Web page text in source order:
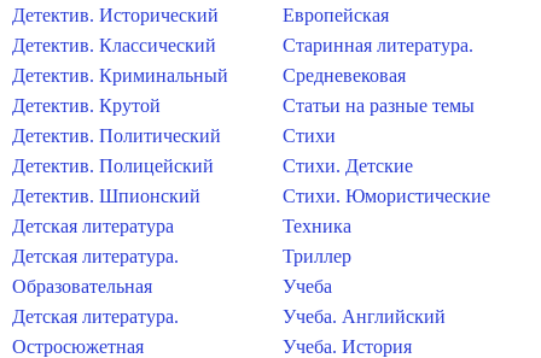
Детектив. Исторический
Детектив. Классический
Детектив. Криминальный
Детектив. Крутой
Детектив. Политический
Детектив. Полицейский
Детектив. Шпионский
Детская литература
Детская литература.
Образовательная
Детская литература.
Остросюжетная
Европейская
Старинная литература.
Средневековая
Статьи на разные темы
Стихи
Стихи. Детские
Стихи. Юмористические
Техника
Триллер
Учеба
Учеба. Английский
Учеба. История